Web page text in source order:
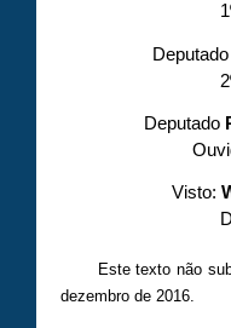
Deputado
Deputado
Visto:
Este texto não
dezembro de 2016.